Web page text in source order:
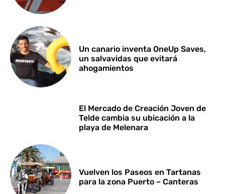
Un canario inventa OneUp Saves,
un salvavidas que evitará
ahogamientos
El Mercado de Creación Joven de
Telde cambia su ubicación a la
playa de Melenara
Vuelven los Paseos en Tartanas
para la zona Puerto – Canteras